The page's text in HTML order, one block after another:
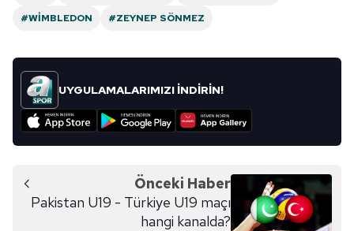
sınırlı olarak açık rızanız dahilinde kullanılacaktır.
Çerezlere ilişkin tercihlerinizi aşağıda yer alan panel
vasıtasıyla belirleyebilirsiniz. Çerezlere ilişkin detaylı bilgi
için Ayarlar butonuna tıklayabilir,
Metnimiziziyaret edebilirsiniz.
hazırlanmış Aydınlatma Metnimizi okumak ve sitemizde
ilgili mevzuata uygun olarak kullanılan çerezlerle ilgili bilgi
tıklayınız
#WIMBLEDON
#ZEYNEP SÖNMEZ
UYGULAMALARIMIZI İNDİRİN!
Önceki Haber
Pakistan U19 - Türkiye U19 maçı
hangi kanalda?